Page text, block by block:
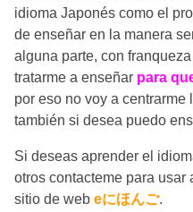
idioma Japonés como el
de enseñar en la manera
alguna parte, con
tratarme a enseñar para
por eso no voy a
también si desea puedo
Si deseas aprender el
otros contacteme para
sitio de webeにほんご.